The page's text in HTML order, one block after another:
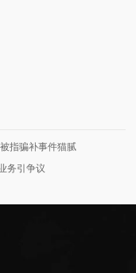
指骗补事件猫腻
务引争议